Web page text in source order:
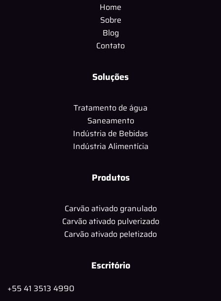
Home
Sobre
Blog
Contato
Soluções
Tratamento de água
Saneamento
Indústria de Bebidas
Indústria Alimentícia
Produtos
Carvão ativado granulado
Carvão ativado pulverizado
Carvão ativado peletizado
Escritório
+55 41 3513 4990